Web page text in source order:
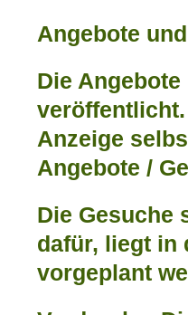
Angebote
Die
Anzeige
Angebote /
Die Gesuche
dafür, liegt in
vorgeplant